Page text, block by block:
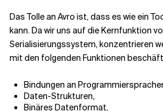
Das Tolle an Avro ist, dass es wie ein
kann. Da wir uns auf die Kernfunktion
Serialisierungssystem, konzentrieren
mit den folgenden Funktionen
Bindungen an
Daten-Strukturen,
Binäres Datenformat,